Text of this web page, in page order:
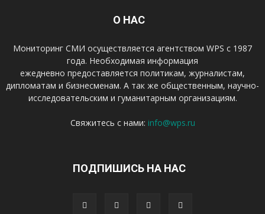
О НАС
Мониторинг СМИ осуществляется агентством WPS с 1987
года. Необходимая информация
ежедневно предоставляется политикам, журналистам,
дипломатам и бизнесменам. А так же общественным, научно-
исследовательским и гуманитарным организациям.
Свяжитесь с нами: info@wps.ru
ПОДПИШИСЬ НА НАС